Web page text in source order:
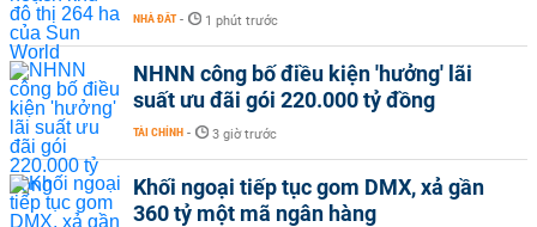
NHÀ ĐẤT - 1 phút trước
NHNN công bố điều kiện 'hưởng' lãi
suất ưu đãi gói 220.000 tỷ đồng
TÀI CHÍNH - 3 giờ trước
Khối ngoại tiếp tục gom DMX, xả gần
360 tỷ một mã ngân hàng